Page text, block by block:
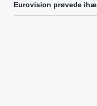
Eurovision prøvede